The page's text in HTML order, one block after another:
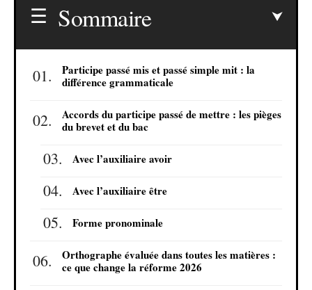
Sommaire
Participe passé mis et passé simple mit : la
différence grammaticale
Accords du participe passé de mettre : les pièges
du brevet et du bac
Avec l’auxiliaire avoir
Avec l’auxiliaire être
Forme pronominale
Orthographe évaluée dans toutes les matières :
ce que change la réforme 2026